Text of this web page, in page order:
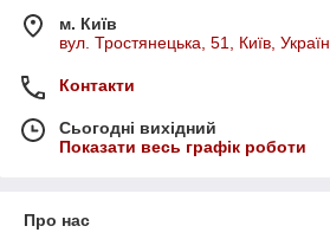
м. Київ
вул. Тростянецька, 51, Київ,
Контакти
Сьогодні вихідний
Показати весь графік роботи
Про нас